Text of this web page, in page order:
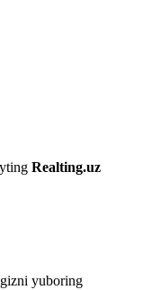
Realting.uz
yuboring